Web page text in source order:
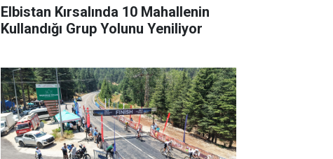
Elbistan Kırsalında 10 Mahallenin
Kullandığı Grup Yolunu Yeniliyor